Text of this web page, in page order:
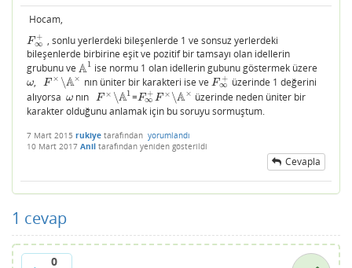
Hocam,
F +
∞
F∞+ , sonlu yerlerdeki bileşenlerde 1 ve sonsuz yerlerdeki
bileşenlerde birbirine eşit ve pozitif bir tamsayı olan idellerin
grubunu ve A1
A1 ise normu 1 olan idellerin gubunu göstermek üzere
ω
ω, F × ∖A×
F×∖ A× nın üniter bir karakteri ise veF +
∞
F∞+ üzerinde 1 değerini
alıyorsa ω
ωnın F × ∖A1
F×∖ A1 =F+
∞ F × ∖A×
F∞+F×∖A×
üzerinde neden üniter bir
karakter olduğunu anlamak için bu soruyu sormuştum.
7 Mart 2015 rukiye tarafından yorumlandı
10 Mart 2017 Anil tarafından yeniden gösterildi
Cevapla
1 cevap
0